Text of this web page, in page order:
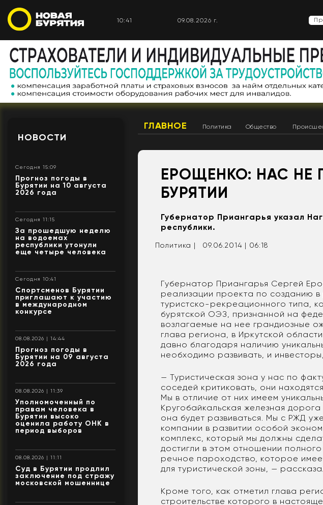
10:41 09.08.2026 г.
НОВОСТИ
Сегодня 15:09
Прогноз погоды в
Бурятии на 10 августа
2026 года
Сегодня 11:15
За прошедшую неделю
на водоемах
республики утонули
еще четыре человека
Сегодня 10:41
Спортсменов Бурятии
приглашают к участию
в международном
конкурсе
08.08.2026 | 14:44
Прогноз погоды в
Бурятии на 09 августа
2026 года
08.08.2026 | 11:39
Уполномоченный по
правам человека в
Бурятии высоко
оценила работу ОНК в
период выборов
08.08.2026 | 11:11
Суд в Бурятии продлил
заключение под стражу
московской мошеннице
ГЛАВНОЕ Политика Общество
ЕРОЩЕНКО: НАС НЕ
БУРЯТИИ
Губернатор Приангарья указал
республики.
Политика | 09.06.2014 | 06:18
Губернатор Приангарья Сергей
реализации проекта по созданию
туристско-рекреационного типа,
бурятской ОЭЗ, признанной на
возлагаемые на нее грандиозные
глава региона, в Иркутской
давно благодаря наличию
необходимо развивать, и
— Туристическая зона у нас по
соседей критиковать, они
Мы в отличие от них имеем
Кругобайкальская железная
она будет развиваться. Мы с РЖД
компании в развитии особой
комплекс, который мы должны
достигли в этом отношении
речное пароходство, которое
для туристической зоны, —
Кроме того, как отметил глава
строительстве которого в